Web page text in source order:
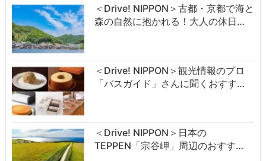
＜Drive! NIPPON＞古都・京都で海と
森の自然に抱かれる！大人の休日…
＜Drive! NIPPON＞観光情報のプロ
「バスガイド」さんに聞くおすす…
＜Drive! NIPPON＞日本の
TEPPEN「宗谷岬」周辺のおすす…